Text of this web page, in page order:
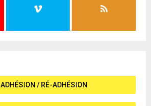
ADHÉSION / RÉ-ADHÉSION